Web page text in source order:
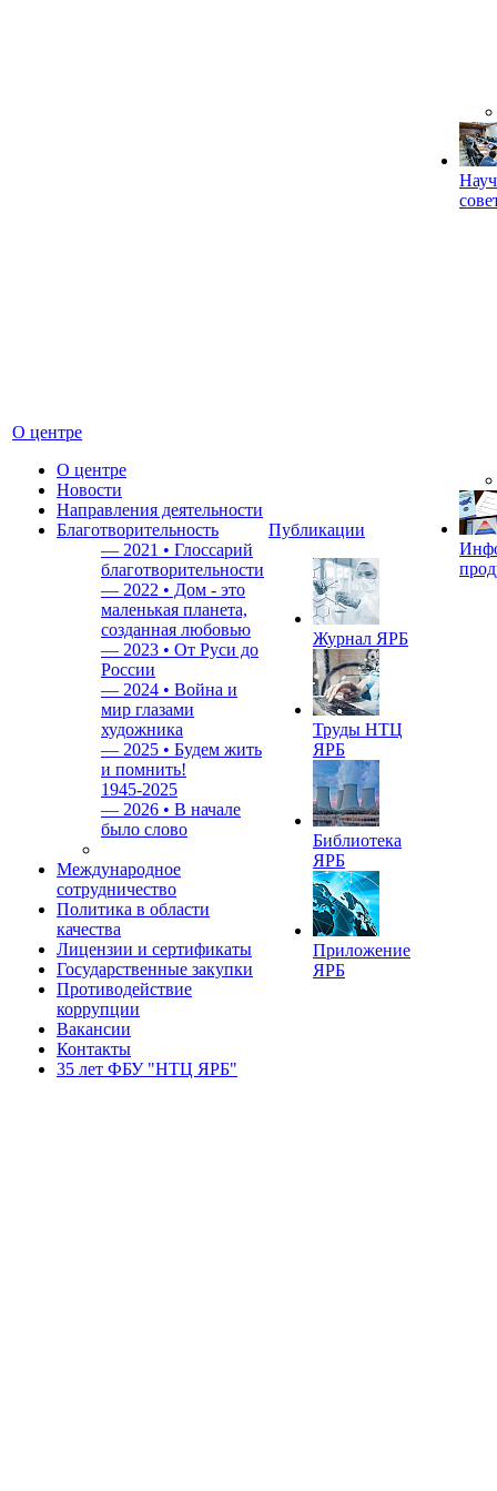
О центре
О центре
Новости
Направления деятельности
Благотворительность
— 2021 • Глоссарий
благотворительности
— 2022 • Дом - это
маленькая планета,
созданная любовью
— 2023 • От Руси до
России
— 2024 • Война и
мир глазами
художника
— 2025 • Будем жить
и помнить!
1945-2025
— 2026 • В начале
было слово
Международное
сотрудничество
Политика в области
качества
Лицензии и сертификаты
Государственные закупки
Противодействие
коррупции
Вакансии
Контакты
35 лет ФБУ "НТЦ ЯРБ"
Публикации
Журнал ЯРБ
Труды НТЦ
ЯРБ
Библиотека
ЯРБ
Приложение
ЯРБ